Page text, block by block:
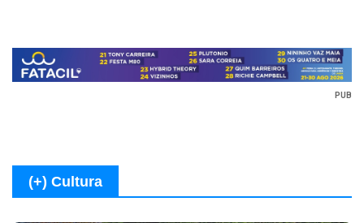
PUB
(+) Cultura